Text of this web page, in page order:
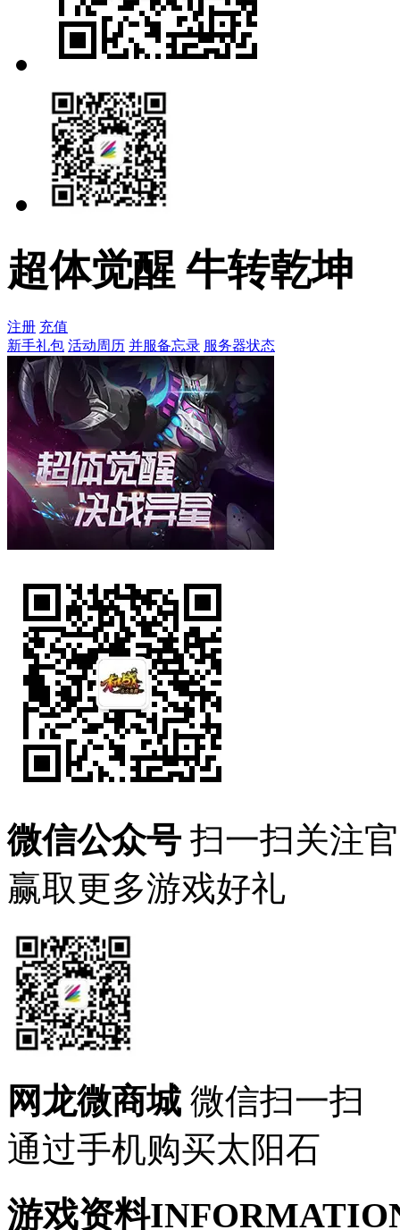
超体觉醒 牛转乾坤
注册 充值
新手礼包 活动周历 并服备忘录 服务器状态
微信公众号 扫一扫关注
赢取更多游戏好礼
网龙微商城 微信扫一扫
通过手机购买太阳石
游戏资料